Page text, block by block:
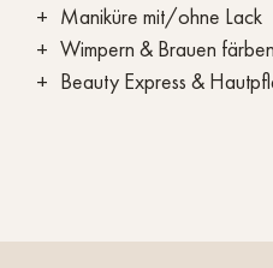
Maniküre mit/ohne Lack
Wimpern & Brauen färben
Beauty Express &